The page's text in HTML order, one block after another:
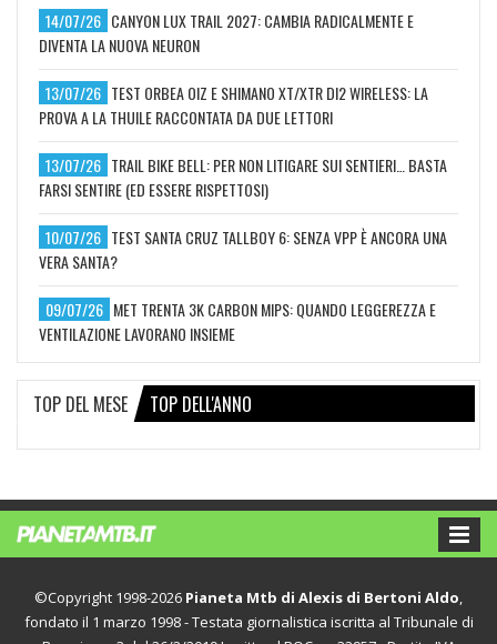
14/07/26 CANYON LUX TRAIL 2027: CAMBIA RADICALMENTE E
DIVENTA LA NUOVA NEURON
13/07/26 TEST ORBEA OIZ E SHIMANO XT/XTR DI2 WIRELESS: LA
PROVA A LA THUILE RACCONTATA DA DUE LETTORI
13/07/26 TRAIL BIKE BELL: PER NON LITIGARE SUI SENTIERI… BASTA
FARSI SENTIRE (ED ESSERE RISPETTOSI)
10/07/26 TEST SANTA CRUZ TALLBOY 6: SENZA VPP È ANCORA UNA
VERA SANTA?
09/07/26 MET TRENTA 3K CARBON MIPS: QUANDO LEGGEREZZA E
VENTILAZIONE LAVORANO INSIEME
TOP DEL MESE TOP DELL'ANNO
©Copyright 1998-2026 Pianeta Mtb di Alexis di Bertoni Aldo,
fondato il 1 marzo 1998 - Testata giornalistica iscritta al Tribunale di